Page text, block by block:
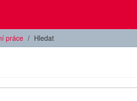
práce Hledat